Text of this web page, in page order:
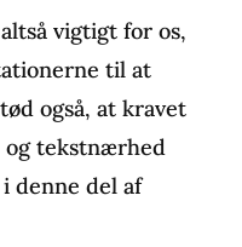
vigtigt for os,
til at
også, at kravet
tekstnærhed
denne del af